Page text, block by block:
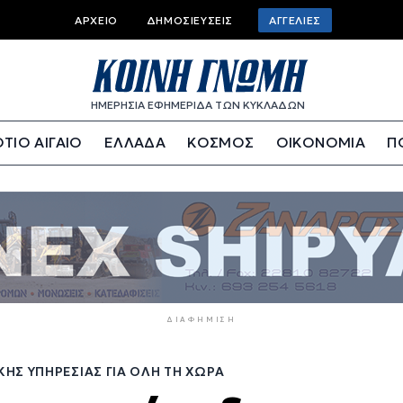
Top
bar
menu
ΑΡΧΕΊΟ ΔΗΜΟΣΙΕΎΣΕΙΣ ΑΓΓΕΛΊΕΣ
ΗΜΕΡΗΣΙΑ ΕΦΗΜΕΡΙΔΑ ΤΩΝ ΚΥΚΛΑΔΩΝ
ΑΙΓΑΙΟ ΕΛΛΑΔΑ ΚΟΣΜΟΣ ΟΙΚΟΝΟΜΙΑ
ΔΙΑΦΉΜΙΣΗ
ΥΠΗΡΕΣΊΑΣ ΓΙΑ ΌΛΗ ΤΗ ΧΏΡΑ